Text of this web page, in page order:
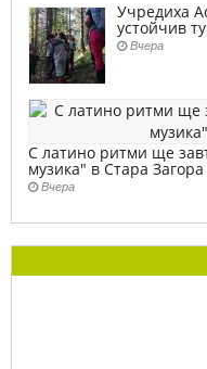
Учредиха
устойчив
Вчера
С латино ритми ще
музика" в Стара Загора
Вчера